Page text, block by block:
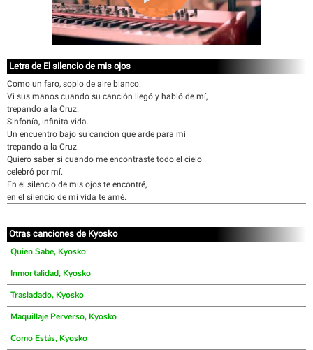
Letra de El silencio de mis ojos
Como un faro, soplo de aire blanco.
Vi sus manos cuando su canción llegó y habló de mí,
trepando a la Cruz.
Sinfonía, infinita vida.
Un encuentro bajo su canción que arde para mí
trepando a la Cruz.
Quiero saber si cuando me encontraste todo el cielo
celebró por mí.
En el silencio de mis ojos te encontré,
en el silencio de mi vida te amé.
Otras canciones de Kyosko
Quien Sabe, Kyosko
Inmortalidad, Kyosko
Trasladado, Kyosko
Maquillaje Perverso, Kyosko
Como Estás, Kyosko